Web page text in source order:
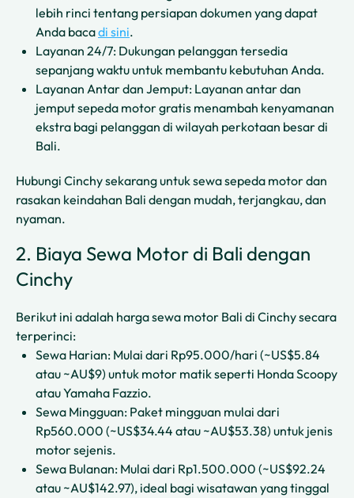
lebih rinci tentang persiapan dokumen yang dapat
Anda bacadi sini.
Layanan 24/7: Dukungan pelanggan tersedia
sepanjang waktu untuk membantu kebutuhan Anda.
Layanan Antar dan Jemput: Layanan antar dan
jemput sepeda motor gratis menambah kenyamanan
ekstra bagi pelanggan di wilayah perkotaan besar di
Bali.
Hubungi Cinchy sekarang untuk sewa sepeda motor dan
rasakan keindahan Bali dengan mudah, terjangkau, dan
nyaman.
2. Biaya Sewa Motor di Bali dengan
Cinchy
Berikut ini adalah harga sewa motor Bali di Cinchy secara
terperinci:
Sewa Harian: Mulai dari Rp95.000/hari (~US$5.84
atau ~AU$9) untuk motor matik seperti Honda Scoopy
atau Yamaha Fazzio.
Sewa Mingguan: Paket mingguan mulai dari
Rp560.000 (~US$34.44 atau ~AU$53.38) untuk jenis
motor sejenis.
Sewa Bulanan: Mulai dari Rp1.500.000 (~US$92.24
atau ~AU$142.97), ideal bagi wisatawan yang tinggal